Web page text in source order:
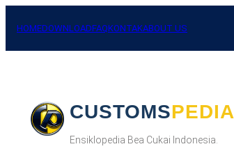
HOMEDOWNLOADFAQKONTAKABOUT US
CUSTOMSPEDIA
Ensiklopedia Bea Cukai Indonesia.